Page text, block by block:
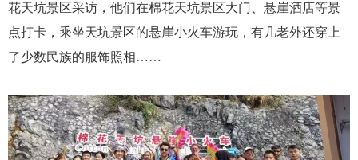
花天坑景区采访，他们在棉花天坑景区大门、悬崖酒店等景
点打卡，乘坐天坑景区的悬崖小火车游玩，有几老外还穿上
了少数民族的服饰照相……